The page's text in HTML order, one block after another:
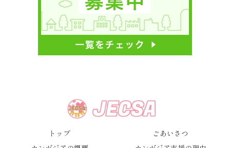
トップ
ごあいさつ